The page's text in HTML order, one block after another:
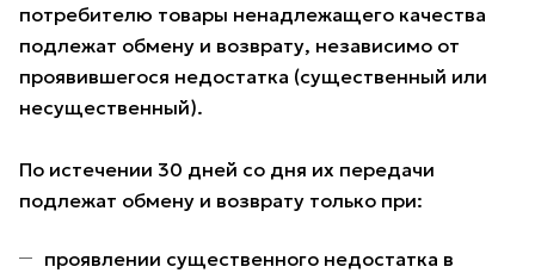
потребителю товары ненадлежащего качества
подлежат обмену и возврату, независимо от
проявившегося недостатка (существенный или
несущественный).
По истечении 30 дней со дня их передачи
подлежат обмену и возврату только при:
проявлении существенного недостатка в